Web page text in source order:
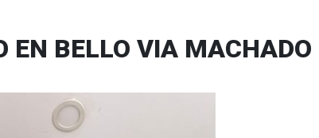
EN BELLO VIA MACHADO